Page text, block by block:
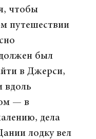
чтобы
путешествии
был
в Джерси,
вдоль
— в
дела
лодку вел